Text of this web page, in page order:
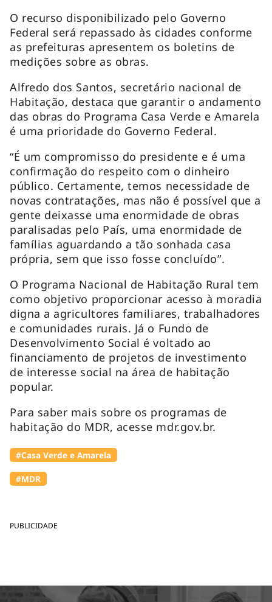
PUBLICIDADE
O recurso disponibilizado pelo Governo
Federal será repassado às cidades conforme
as prefeituras apresentem os boletins de
medições sobre as obras.
Alfredo dos Santos, secretário nacional de
Habitação, destaca que garantir o andamento
das obras do Programa Casa Verde e Amarela
é uma prioridade do Governo Federal.
“É um compromisso do presidente e é uma
confirmação do respeito com o dinheiro
público. Certamente, temos necessidade de
novas contratações, mas não é possível que a
gente deixasse uma enormidade de obras
paralisadas pelo País, uma enormidade de
famílias aguardando a tão sonhada casa
própria, sem que isso fosse concluído”.
O Programa Nacional de Habitação Rural tem
como objetivo proporcionar acesso à moradia
digna a agricultores familiares, trabalhadores
e comunidades rurais. Já o Fundo de
Desenvolvimento Social é voltado ao
financiamento de projetos de investimento
de interesse social na área de habitação
popular.
Para saber mais sobre os programas de
habitação do MDR, acesse mdr.gov.br.
#Casa Verde e Amarela
#MDR